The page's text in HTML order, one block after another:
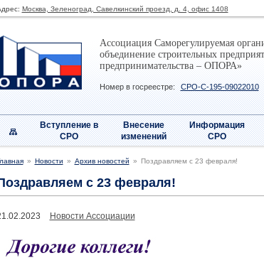
Москва, Зеленоград, Савелкинский проезд, д. 4, офис 1408
Ассоциация Саморегулируемая
объединение строительных
предпринимательства – ОПОРА»
Номер в госреестре: СРО-С-195-09022010
Вступление в
СРО
Внесение
изменений
Информация
СРО
Новости Архив новостей Поздравляем с 23 февраля!
с 23 февраля!
Новости Ассоциации